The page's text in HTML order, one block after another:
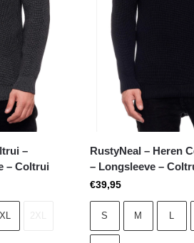
–
– Coltrui
XL
RustyNeal – Heren
– Longsleeve –
€39,95
S M L